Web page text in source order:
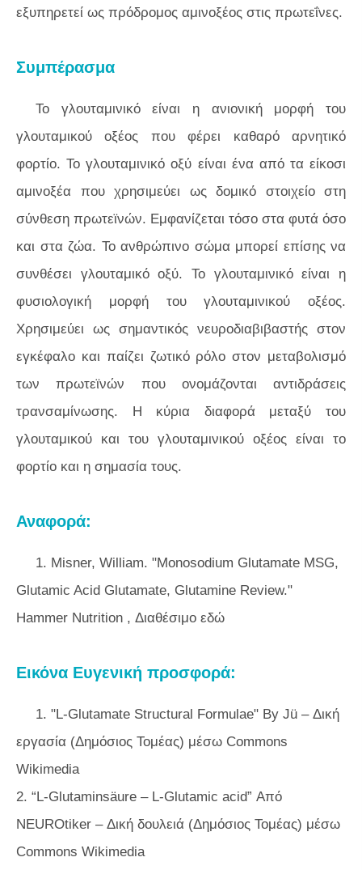
εξυπηρετεί ως πρόδρομος αμινοξέος στις πρωτεΐνες.
Συμπέρασμα
Το γλουταμινικό είναι η ανιονική μορφή του
γλουταμικού οξέος που φέρει καθαρό αρνητικό
φορτίο. Το γλουταμινικό οξύ είναι ένα από τα είκοσι
αμινοξέα που χρησιμεύει ως δομικό στοιχείο στη
σύνθεση πρωτεϊνών. Εμφανίζεται τόσο στα φυτά όσο
και στα ζώα. Το ανθρώπινο σώμα μπορεί επίσης να
συνθέσει γλουταμικό οξύ. Το γλουταμινικό είναι η
φυσιολογική μορφή του γλουταμινικού οξέος.
Χρησιμεύει ως σημαντικός νευροδιαβιβαστής στον
εγκέφαλο και παίζει ζωτικό ρόλο στον μεταβολισμό
των πρωτεϊνών που ονομάζονται αντιδράσεις
τρανσαμίνωσης. Η κύρια διαφορά μεταξύ του
γλουταμικού και του γλουταμινικού οξέος είναι το
φορτίο και η σημασία τους.
Αναφορά:
1. Misner, William. "Monosodium Glutamate MSG,
Glutamic Acid Glutamate, Glutamine Review."
Hammer Nutrition , Διαθέσιμο εδώ
Εικόνα Ευγενική προσφορά:
1. "L-Glutamate Structural Formulae" By Jü – Δική
εργασία (Δημόσιος Τομέας) μέσω Commons
Wikimedia
2. “L-Glutaminsäure – L-Glutamic acid” Από
NEUROtiker – Δική δουλειά (Δημόσιος Τομέας) μέσω
Commons Wikimedia